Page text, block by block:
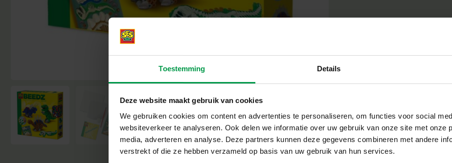
Toestemming Details
Deze website maakt gebruik van cookies
We gebruiken cookies om content en advertenties te personaliseren, om functies voor social
websiteverkeer te analyseren. Ook delen we informatie over uw gebruik van onze site met onze
media, adverteren en analyse. Deze partners kunnen deze gegevens combineren met andere
verstrekt of die ze hebben verzameld op basis van uw gebruik van hun services.
veiligheidsnormen. Speelgoed van
kinderen trots kunnen zijn op hun
Begin vandaag nog met jouw
Ontdek het plezier van strijkkralen